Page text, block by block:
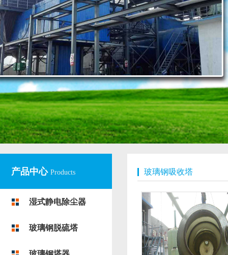
产品中心 Products
湿式静电除尘器
玻璃钢脱硫塔
玻璃钢吸收塔